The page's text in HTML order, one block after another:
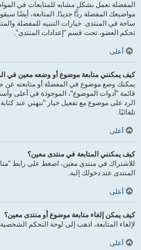
المفضلة تعمل بشكل مشابه للمتابعات في
مواضيعك المفضلة ردًّا جديدًا. المتابعة، أيضًا
ساحة في المنتدى. خيارات التنبيه للمفضلة
تحكم العضو، تحت قسم "إعدادات المنتدى".
أعلى
كيف يمكنني متابعة موضوع أو وضعه معين في
يمكنك وضع موضوع في المفضلة أو متابعته
قائمة "أدوات الموضوع"، الموجودة في أعلى
الرد على موضوع مع تفعيل خيار "نبهني عند
تلقائيًا.
أعلى
كيف يمكنني المتابعة في منتدى معين؟
للاشتراك في منتدى معين، اضغط على رابط
المنتدى عند دخولك إليه.
أعلى
كيف يمكن إلغاء متابعة موضوع أو منتدى معين؟
لإلغاء المتابعة، اذهب إلى لوحة التحكم الشخصية
أعلى